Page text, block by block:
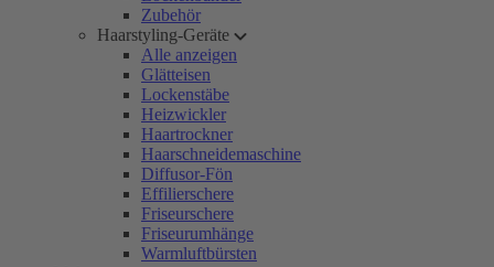
Zubehör
Haarstyling-Geräte
Alle anzeigen
Glätteisen
Lockenstäbe
Heizwickler
Haartrockner
Haarschneidemaschine
Diffusor-Fön
Effilierschere
Friseurschere
Friseurumhänge
Warmluftbürsten